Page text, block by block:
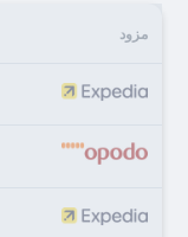
مزود